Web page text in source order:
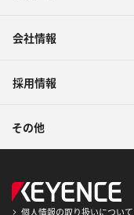
会社情報
採用情報
その他
個人情報の取り扱いについて